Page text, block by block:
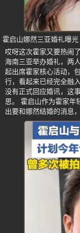
霍启山娜然三亚婚礼曝光
哎呀这次霍家又要热闹
海南三亚举办婚礼，两
起出席霍家核心活动，
行，看起来已经完全融
没有正式回应婚讯，这
思。 霍启山作为霍家年
出要和娜然结婚的消息